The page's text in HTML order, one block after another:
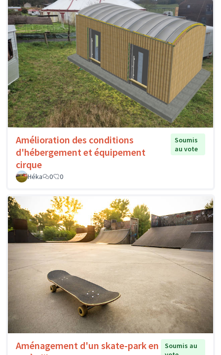
Amélioration des conditions
d'hébergement et équipement
cirque
Soumis
au vote
Héka 0 0
Aménagement d'un skate-park en
Soumis au